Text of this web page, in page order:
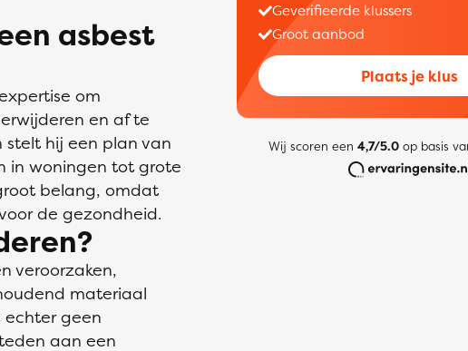
asbest
om
en af te
stelt hij een plan van
in woningen tot grote
belang, omdat
de gezondheid.
veroorzaken,
materiaal
echter geen
aan een
Geverifieerde klussers
Groot aanbod
Plaats je klus
Wij scoren een 4,7/5.0op basis